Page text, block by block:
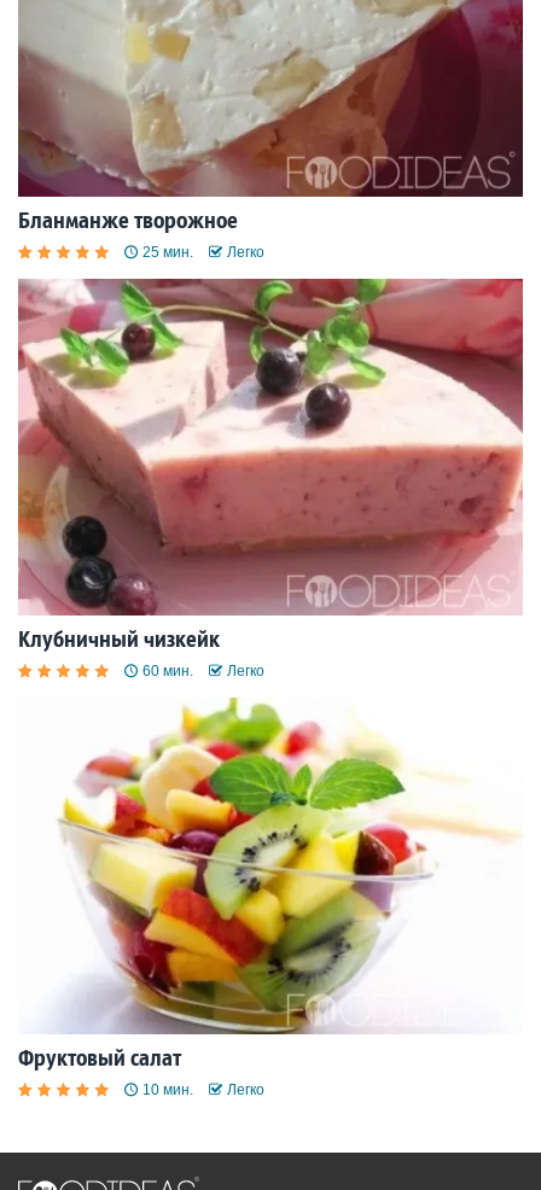
Бланманже творожное
25 мин. Легко
Клубничный чизкейк
60 мин. Легко
Фруктовый салат
10 мин. Легко